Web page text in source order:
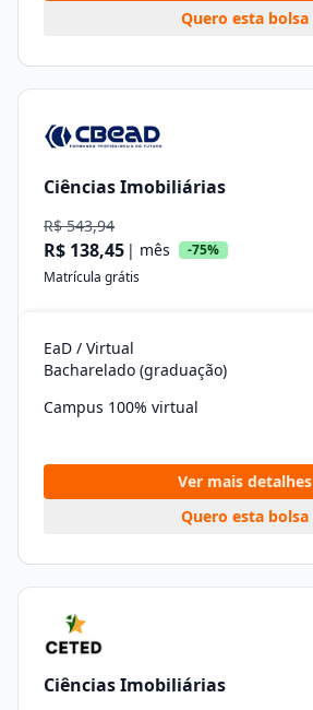
Quero esta bolsa
Ciências Imobiliárias
R$ 543,94
R$ 138,45 | mês
-75%
Matrícula grátis
EaD / Virtual
Bacharelado (graduação)
Campus 100% virtual
Ver mais detalhes
Quero esta bolsa
Ciências Imobiliárias